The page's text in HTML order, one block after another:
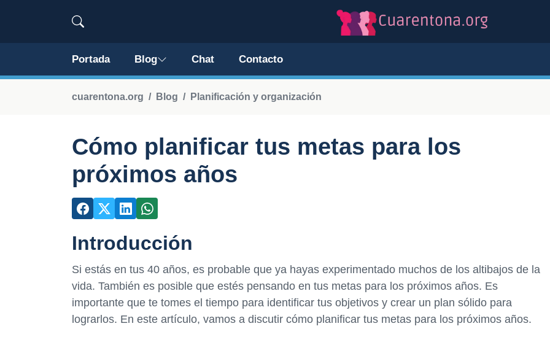
Portada Blog Chat Contacto
cuarentona.org Blog Planificación y organización
Cómo planificar tus metas para los
próximos años
Introducción
Si estás en tus 40 años, es probable que ya hayas experimentado muchos de los altibajos de la
vida. También es posible que estés pensando en tus metas para los próximos años. Es
importante que te tomes el tiempo para identificar tus objetivos y crear un plan sólido para
lograrlos. En este artículo, vamos a discutir cómo planificar tus metas para los próximos años.